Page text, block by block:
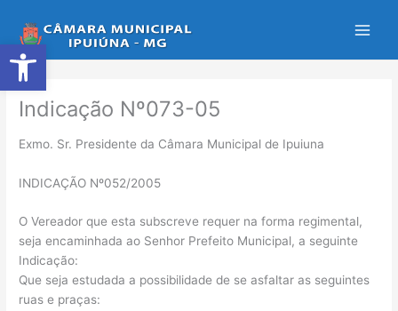
Abrir a barra de ferramentas
para
o
conteúdo
Indicação Nº073-05
Exmo. Sr. Presidente da Câmara Municipal de Ipuiuna
INDICAÇÃO Nº052/2005
O Vereador que esta subscreve requer na forma regimental,
seja encaminhada ao Senhor Prefeito Municipal, a seguinte
Indicação:
Que seja estudada a possibilidade de se asfaltar as seguintes
ruas e praças: